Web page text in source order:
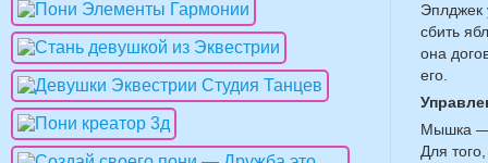
Эплджек
сбить
она
его.
Мышка —
Для